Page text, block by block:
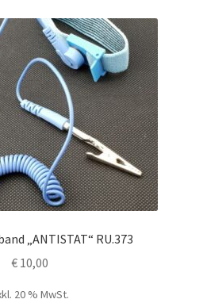
auf.
Die
Optionen
können
auf
der
Produktseite
gewählt
werden
„ANTISTAT“ RU.373
€10,00
20 % MwSt.